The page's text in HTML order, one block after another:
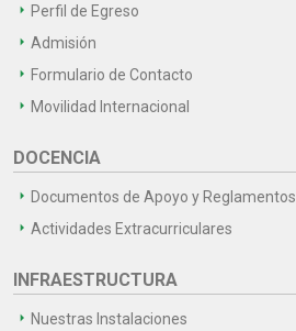
Perfil de Egreso
Admisión
Formulario de Contacto
Movilidad Internacional
DOCENCIA
Documentos de Apoyo y Reglamentos
Actividades Extracurriculares
INFRAESTRUCTURA
Nuestras Instalaciones